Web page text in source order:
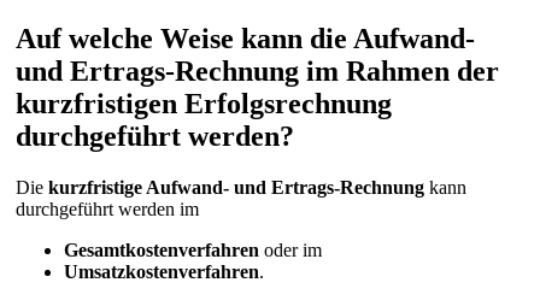
Auf welche Weise kann die Aufwand-
und Ertrags-Rechnung im Rahmen der
kurzfristigen Erfolgsrechnung
durchgeführt werden?
Die kurzfristige Aufwand- und Ertrags-Rechnung kann
durchgeführt werden im
Gesamtkostenverfahren oder im
Umsatzkostenverfahren.